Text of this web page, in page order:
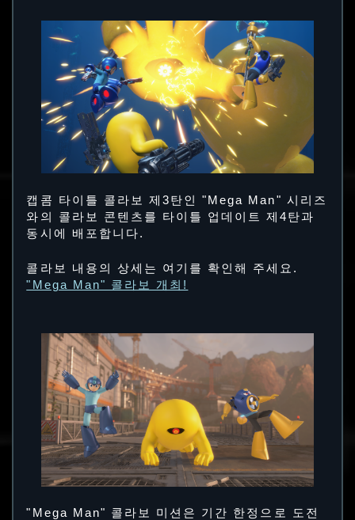
캡콤 타이틀 콜라보 제3탄인 "Mega Man" 시리즈
와의 콜라보 콘텐츠를 타이틀 업데이트 제4탄과
동시에 배포합니다.
콜라보 내용의 상세는 여기를 확인해 주세요.
"Mega Man" 콜라보 개최!
"Mega Man" 콜라보 미션은 기간 한정으로 도전